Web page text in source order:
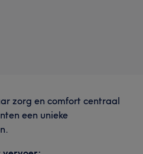
zorg en comfort centraal
een unieke